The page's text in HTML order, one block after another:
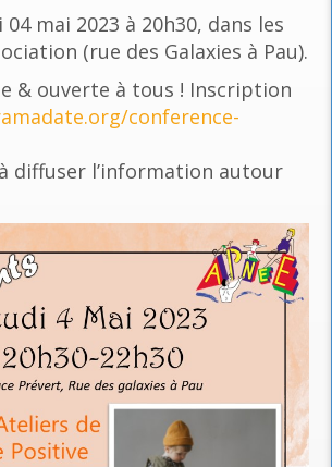
04 mai 2023 à 20h30, dans les
(rue des Galaxies à Pau).
& ouverte à tous ! Inscription
conference-
diffuser l’information autour